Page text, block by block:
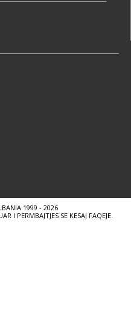
1999 - 2026
I PERMBAJTJES SE KESAJ FAQEJE.